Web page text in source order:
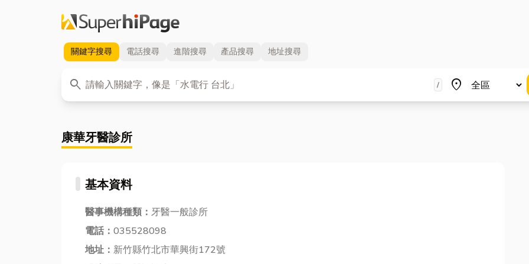
關鍵字搜尋 電話搜尋 進階搜尋 產品搜尋 地址搜尋
search
關鍵字 / place
地區
康華牙醫診所
基本資料
醫事機構種類： 牙醫一般診所
電話： 035528098
地址： 新竹縣竹北市華興街172號